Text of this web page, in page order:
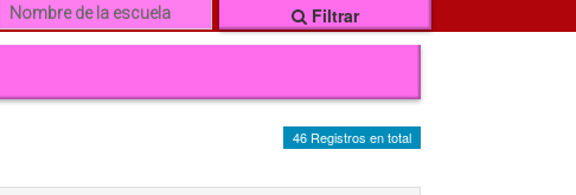
Filtrar
46 Registros en total